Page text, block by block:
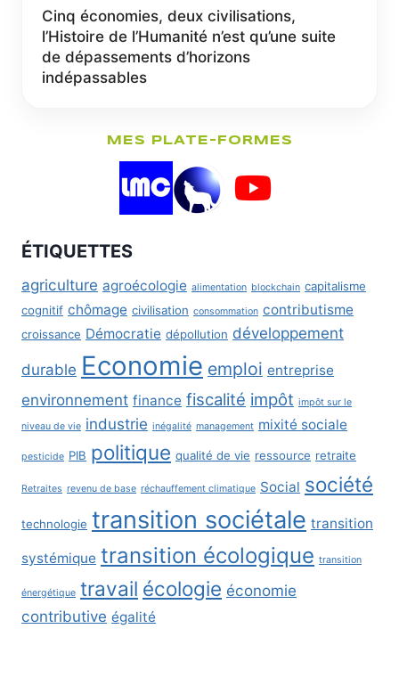
Cinq économies, deux civilisations,
l’Histoire de l’Humanité n’est qu’une suite
de dépassements d’horizons
indépassables
MES PLATE-FORMES
ÉTIQUETTES
agriculture agroécologie alimentation blockchain capitalisme
cognitif chômage civilisation consommation contributisme
croissance Démocratie dépollution développement
durable Economie emploi entreprise
environnement finance fiscalité impôt impôt sur le
niveau de vie industrie inégalité management mixité sociale
pesticide PIB politique qualité de vie ressource retraite
Retraites revenu de base réchauffement climatique Social société
technologie transition sociétale transition
systémique transition écologique transition
énergétique travail écologie économie
contributive égalité